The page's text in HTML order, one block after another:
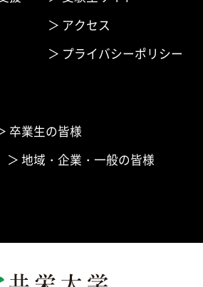
アクセス
プライバシーポリシー
卒業生の皆様
地域・企業・一般の皆様